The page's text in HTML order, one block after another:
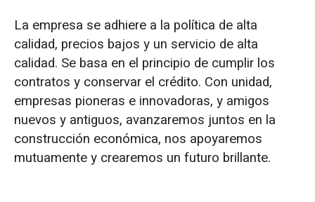
La empresa se adhiere a la política de alta
calidad, precios bajos y un servicio de alta
calidad. Se basa en el principio de cumplir los
contratos y conservar el crédito. Con unidad,
empresas pioneras e innovadoras, y amigos
nuevos y antiguos, avanzaremos juntos en la
construcción económica, nos apoyaremos
mutuamente y crearemos un futuro brillante.